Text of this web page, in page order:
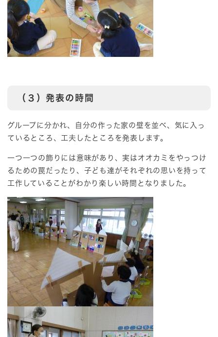
（３）発表の時間
グループに分かれ、自分の作った家の壁を並べ、気に入っ
ているところ、工夫したところを発表します。
一つ一つの飾りには意味があり、実はオオカミをやっつけ
るための罠だったり、子ども達がそれぞれの思いを持って
工作していることがわかり楽しい時間となりました。